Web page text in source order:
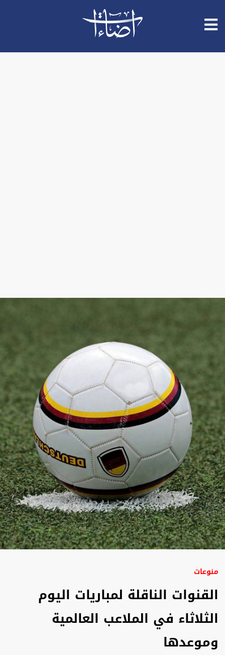
منوعات
القنوات الناقلة لمباريات اليوم
الثلاثاء في الملاعب العالمية
وموعدها